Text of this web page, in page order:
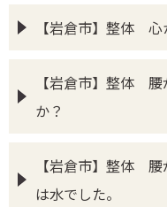
【岩倉市】整体
【岩倉市】整体
か？
【岩倉市】整体
は水でした。